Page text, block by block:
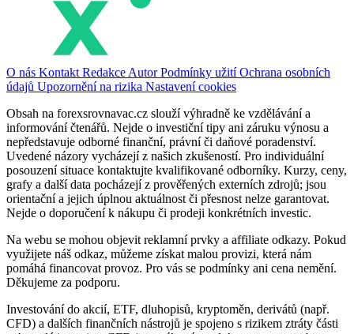
O nás Kontakt Redakce AutorPodmínky užitíOchrana osobních
údajů Upozornění na rizika Nastavení cookies
Obsah na forexsrovnavac.cz slouží výhradně ke vzdělávání a
informování čtenářů. Nejde o investiční tipy ani záruku výnosu a
nepředstavuje odborné finanční, právní či daňové poradenství.
Uvedené názory vycházejí z našich zkušeností. Pro individuální
posouzení situace kontaktujte kvalifikované odborníky. Kurzy, ceny,
grafy a další data pocházejí z prověřených externích zdrojů; jsou
orientační a jejich úplnou aktuálnost či přesnost nelze garantovat.
Nejde o doporučení k nákupu či prodeji konkrétních investic.
Na webu se mohou objevit reklamní prvky a affiliate odkazy. Pokud
využijete náš odkaz, můžeme získat malou provizi, která nám
pomáhá financovat provoz. Pro vás se podmínky ani cena nemění.
Děkujeme za podporu.
Investování do akcií, ETF, dluhopisů, kryptoměn, derivátů (např.
CFD) a dalších finančních nástrojů je spojeno s rizikem ztráty části